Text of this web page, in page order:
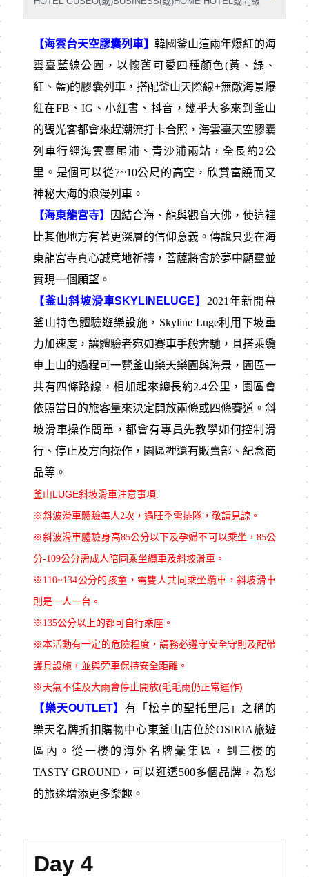
【海雲台天空膠囊列車】韓國釜山這兩年爆紅的海
雲臺藍線公園，以懷舊可愛四種顏色(黃、綠、
紅、藍)的膠囊列車，搭配釜山天際線+無敵海景爆
紅在FB、IG、小紅書、抖音，幾乎大多來到釜山
的觀光客都會來趕潮流打卡合照，海雲臺天空膠囊
列車行經海雲臺尾浦、青沙浦兩站，全長約2公
里。是個可以從7~10公尺的高空，欣賞富饒而又
神秘大海的浪漫列車。
【海東龍宮寺】
因結合海、龍與觀音大佛，使這裡
比其他地方有著更深層的信仰意義。傳說只要在海
東龍宮寺真心誠意地祈禱，菩薩將會於夢中顯靈並
實現一個願望。
【釜山斜坡滑車SKYLINELUGE】 2021年新開幕
釜山特色體驗遊樂設施，Skyline Luge利用下坡重
力加速度，讓體驗者宛如賽車手般奔馳，且搭乘纜
車上山的過程可一覽釜山樂天樂園與海景，園區一
共有四條路線，相加起來總長約2.4公里，園區會
依照當日的旅客量來決定開放兩條或四條賽道。斜
坡滑車操作簡單，都會有專員先教學如何控制滑
行、停止及方向操作，園區裡還有販賣部、紀念商
品等。
釜山LUGE斜坡滑車注意事項:
※斜波滑車體驗每人2次，遇旺季需排隊，敬請見諒。
※斜波滑車體驗身高85公分以下及孕婦不可以乘坐，85公
分-109公分需成人陪同乘坐纜車及斜坡滑車。
※110~134公分的孩童，需雙人共同乘坐纜車，斜坡滑車
則是一人一台。
※135公分以上的都可自行乘座。
※本活動有一定的危險程度，請務必遵守安全守則及配帶
護具設施，並與旁車保持安全距離。
※天氣不佳及大雨會停止開放(毛毛雨仍正常運作)
【樂天OUTLET】 有「松亭的聖托里尼」之稱的
樂天名牌折扣購物中心東釜山店位於OSIRIA旅遊
區內。從一樓的海外名牌彙集區，到三樓的
TASTY GROUND，可以逛透500多個品牌，為您
的旅途增添更多樂趣。
Day 4